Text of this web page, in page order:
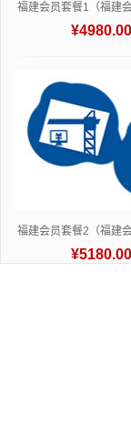
福建会员套餐1（福建
¥4980.00
福建会员套餐2（福建
¥5180.00